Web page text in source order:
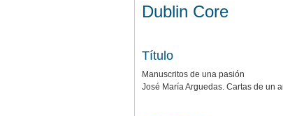
Dublin Core
Título
Manuscritos de una pasión
José María Arguedas. Cartas de un